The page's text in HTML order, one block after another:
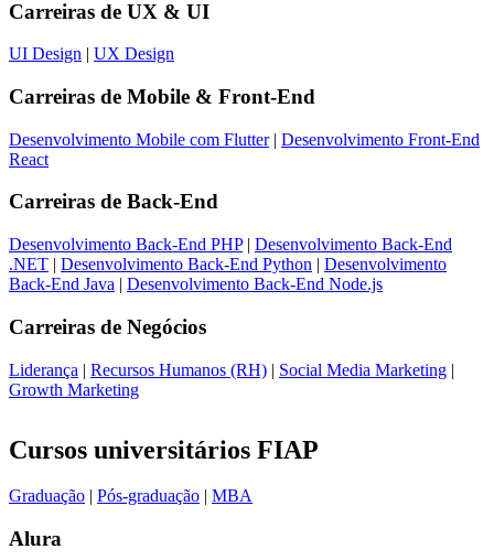
Carreiras de UX & UI
UI Design | UX Design
Carreiras de Mobile & Front-End
Desenvolvimento Mobile com Flutter| Desenvolvimento Front-End
React
Carreiras de Back-End
Desenvolvimento Back-End PHP| Desenvolvimento Back-End
.NET | Desenvolvimento Back-End Python | Desenvolvimento
Back-End Java | Desenvolvimento Back-End Node.js
Carreiras de Negócios
Liderança | Recursos Humanos (RH) | Social Media Marketing |
Growth Marketing
Cursos universitários FIAP
Graduação Pós-graduação MBA
Alura